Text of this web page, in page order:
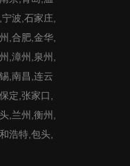
波,石家庄,
,合肥,金华,
,漳州,泉州,
,南昌,连云
定,张家口,
,兰州,衡州,
浩特,包头,